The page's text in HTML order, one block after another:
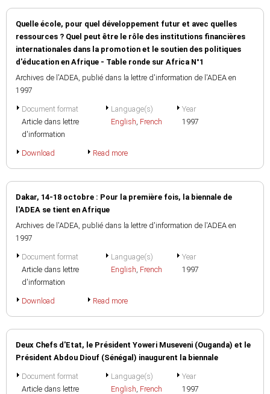
Quelle école, pour quel développement futur et avec quelles
ressources ? Quel peut être le rôle des institutions financières
internationales dans la promotion et le soutien des politiques
d'éducation en Afrique - Table ronde sur Africa N°1
Archives de l'ADEA, publié dans la lettre d'information de l'ADEA en
1997
Document format
Article dans lettre
d'information
Language(s)
English, French
Year
1997
Download Read more
Dakar, 14-18 octobre : Pour la première fois, la biennale de
l'ADEA se tient en Afrique
Archives de l'ADEA, publié dans la lettre d'information de l'ADEA en
1997
Document format
Article dans lettre
d'information
Language(s)
English, French
Year
1997
Download Read more
Deux Chefs d'Etat, le Président Yoweri Museveni (Ouganda) et le
Président Abdou Diouf (Sénégal) inaugurent la biennale
Document format
Article dans lettre
Language(s)
English, French
Year
1997